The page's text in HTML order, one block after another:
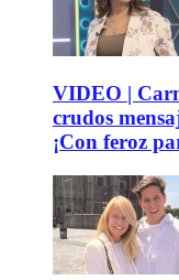
VIDEO |
crudos
¡Con feroz